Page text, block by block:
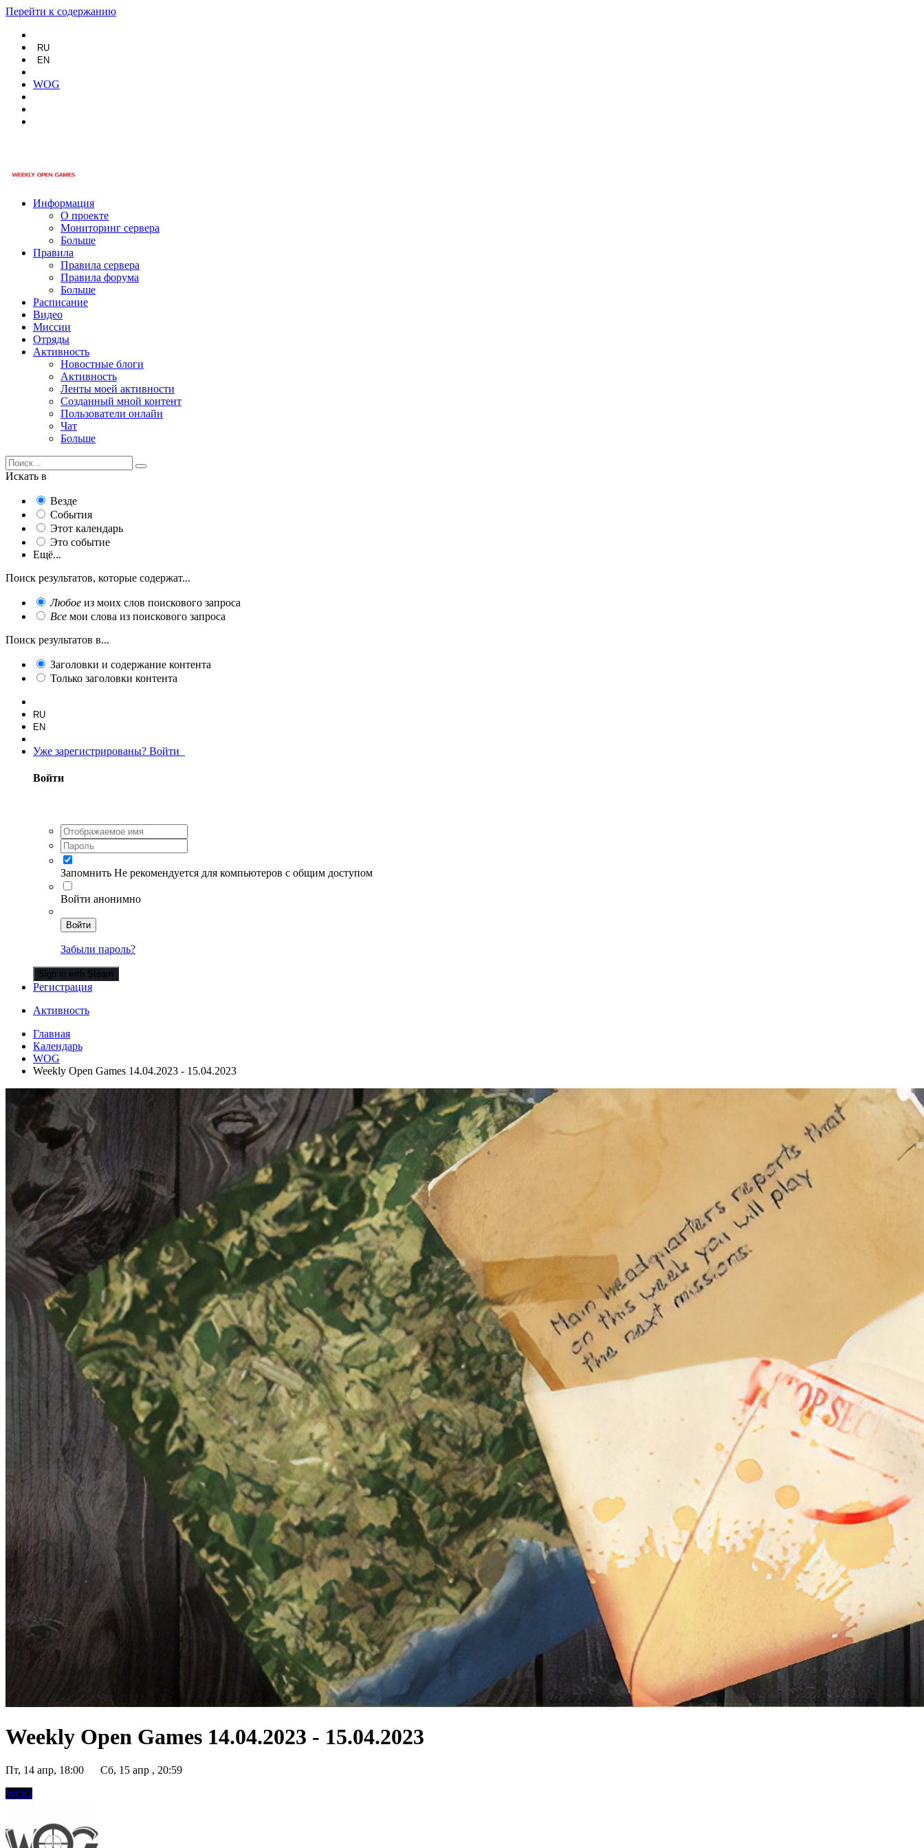
Перейти к содержанию
RU
EN
WOG
Информация
О проекте
Мониторинг сервера
Больше
Правила
Правила сервера
Правила форума
Больше
Расписание
Видео
Миссии
Отряды
Активность
Новостные блоги
Активность
Ленты моей активности
Созданный мной контент
Пользователи онлайн
Чат
Больше
Искать в
Везде
События
Этот календарь
Это событие
Ещё...
Поиск результатов, которые содержат...
Любое из моих слов поискового запроса
Все мои слова из поискового запроса
Поиск результатов в...
Заголовки и содержание контента
Только заголовки контента
RU
EN
Уже зарегистрированы? Войти
Войти
Запомнить Не рекомендуется для компьютеров с общим доступом
Войти анонимно
Войти
Забыли пароль?
Sign in with Steam
Регистрация
Активность
Главная
Календарь
WOG
Weekly Open Games 14.04.2023 - 15.04.2023
Weekly Open Games 14.04.2023 - 15.04.2023
Пт, 14 апр, 18:00
Сб, 15 апр , 20:59
WOG